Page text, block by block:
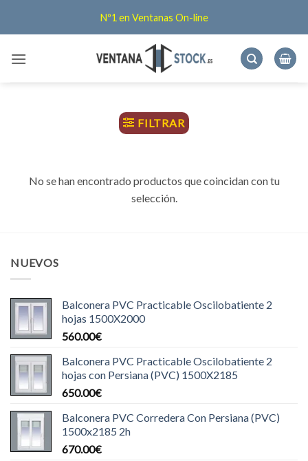
Nº1 en Ventanas On-line
FILTRAR
No se han encontrado productos que coincidan con tu
selección.
NUEVOS
Balconera PVC Practicable Oscilobatiente 2
hojas 1500X2000
560.00€
Balconera PVC Practicable Oscilobatiente 2
hojas con Persiana (PVC) 1500X2185
650.00€
Balconera PVC Corredera Con Persiana (PVC)
1500x2185 2h
670.00€